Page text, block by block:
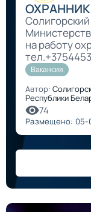
на работу
Вакансия
Автор:
Республики
74
Размещено: 05-